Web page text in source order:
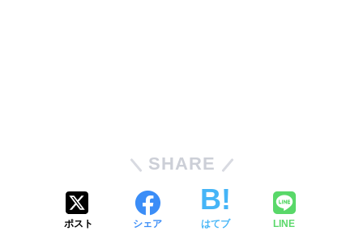
SHARE
ポスト シェア はてブ LINE